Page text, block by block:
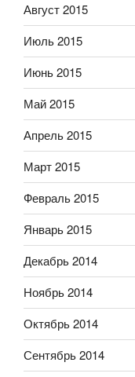
Август 2015
Июль 2015
Июнь 2015
Май 2015
Апрель 2015
Март 2015
Февраль 2015
Январь 2015
Декабрь 2014
Ноябрь 2014
Октябрь 2014
Сентябрь 2014